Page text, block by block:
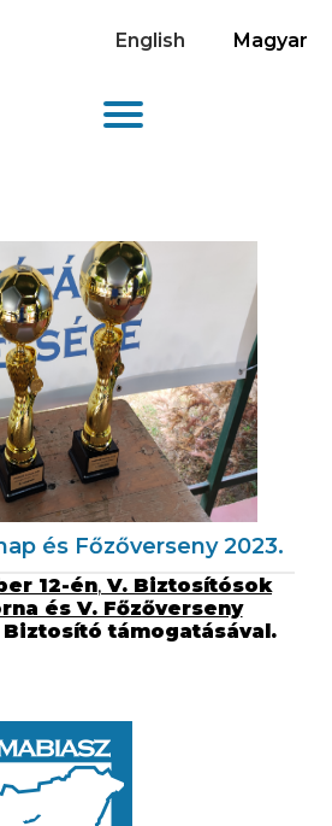
English Magyar
és Főzőverseny 2023.
12-én, V. Biztosítósok
és V. Főzőverseny
Biztosító támogatásával.